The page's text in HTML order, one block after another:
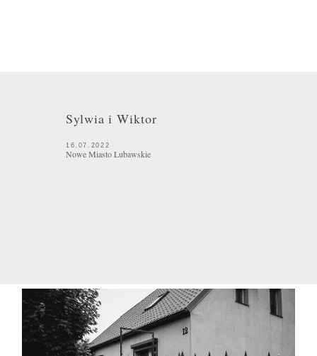
Sylwia i Wiktor
16.07.2022
Nowe Miasto Lubawskie